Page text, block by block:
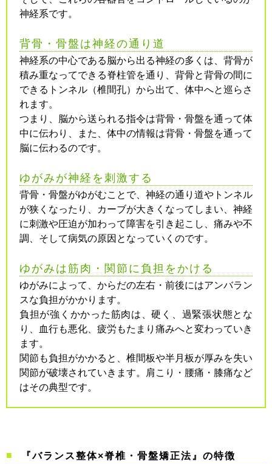
神経系です。
背骨・骨盤は神経の通り道
神経系の中心である脳から出る神経の多くは、背骨が
積み重なってできる脊柱管を通り、背骨と背骨の間に
できるトンネル（椎間孔）から出て、体中へと巡らさ
れます。
つまり、脳から送られる指令は背骨・骨盤を通って体
中に伝わり、また、体中の情報は背骨・骨盤を通って
脳に伝わるのです。
ゆがみが神経を刺激する
背骨・骨盤がゆがむことで、神経の通り道やトンネル
が狭くなったり、カーブが大きくなってしまい、神経
に刺激や圧迫が加わって障害を引き起こし、痛みや不
調、そして病気の原因となっていくのです。
ゆがみは筋肉・関節に負担をかける
ゆがみによって、からだの左右・前後にはアンバラン
スな負担がかかります。
負担が強くかかった筋肉は、硬く、過緊張状態とな
り、血行も悪化、疲労もたまり痛みへと変わっていき
ます。
関節も負担がかかると、椎間板や半月板が厚みを失い
関節が破壊されていきます。肩こり・腰痛・膝痛など
はその典型です。
『バランス整体×脊椎・骨盤矯正法』の特徴